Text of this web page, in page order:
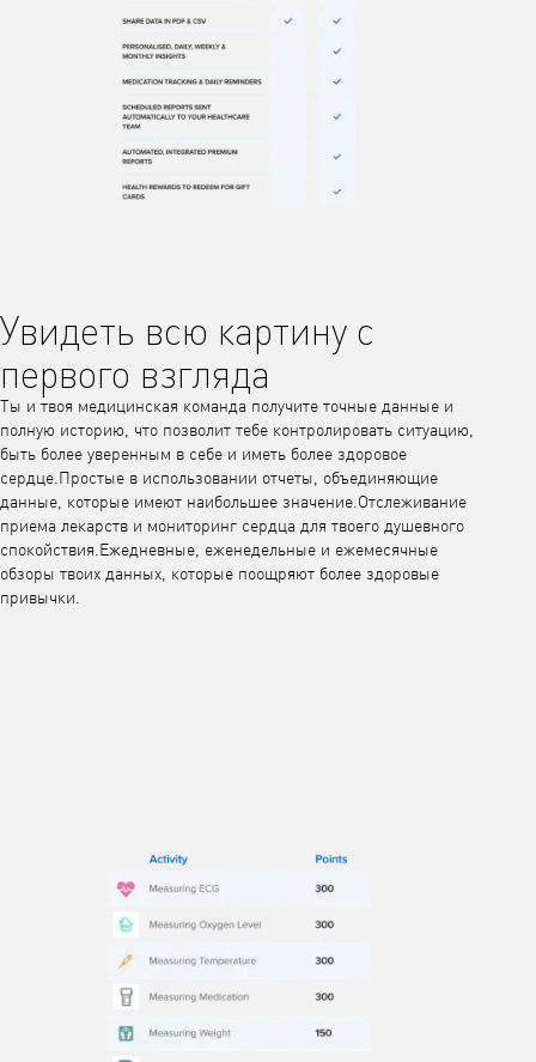
Увидеть всю картину с
первого взгляда
Ты и твоя медицинская команда получите точные данные и
полную историю, что позволит тебе контролировать ситуацию,
быть более уверенным в себе и иметь более здоровое
сердце.Простые в использовании отчеты, объединяющие
данные, которые имеют наибольшее значение.Отслеживание
приема лекарств и мониторинг сердца для твоего душевного
спокойствия.Ежедневные, еженедельные и ежемесячные
обзоры твоих данных, которые поощряют более здоровые
привычки.